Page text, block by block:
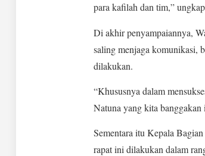
para kafilah dan tim,”
Di akhir penyampaiannya,
saling menjaga komunikasi,
dilakukan.
“Khususnya dalam
Natuna yang kita
Sementara itu Kepala
rapat ini dilakukan dalam